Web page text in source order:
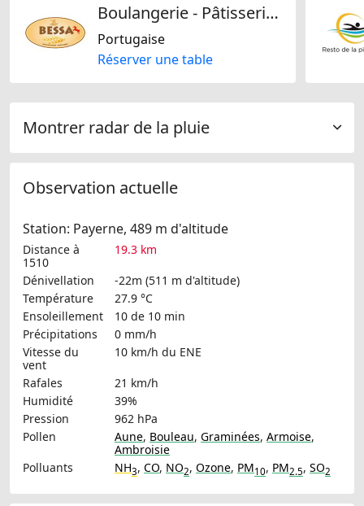
Boulangerie - Pâtisserie -Restaurant Bessa Moudon
Portugaise
Réserver une table
Montrer radar de la pluie
Observation actuelle
Station: Payerne, 489 m d'altitude
Distance à
1510
19.3 km
Dénivellation
-22m (511 m d'altitude)
Température
27.9 °C
Ensoleillement
10 de 10 min
Précipitations
0 mm/h
Vitesse du
vent
10 km/h du ENE
Rafales
21 km/h
Humidité
39%
Pression
962 hPa
Pollen
Aune, Bouleau, Graminées, Armoise,
Ambroisie
Polluants
NH3, CO, NO2, Ozone, PM10, PM2.5, SO2